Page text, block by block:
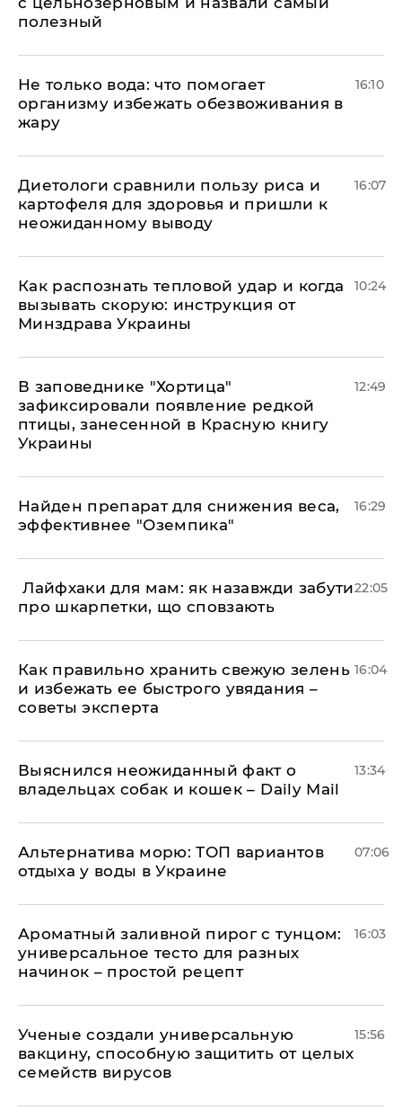
полезный
Не только вода: что помогает
организму избежать обезвоживания в
жару
16:10
Диетологи сравнили пользу риса и
картофеля для здоровья и пришли к
неожиданному выводу
16:07
Как распознать тепловой удар и когда
вызывать скорую: инструкция от
Минздрава Украины
10:24
В заповеднике "Хортица"
зафиксировали появление редкой
птицы, занесенной в Красную книгу
Украины
12:49
Найден препарат для снижения веса,
эффективнее "Оземпика"
16:29
​ Лайфхаки для мам: як назавжди забути
про шкарпетки, що сповзають
22:05
Как правильно хранить свежую зелень
и избежать ее быстрого увядания –
советы эксперта
16:04
Выяснился неожиданный факт о
владельцах собак и кошек – Daily Mail
13:34
Альтернатива морю: ТОП вариантов
отдыха у воды в Украине
07:06
Ароматный заливной пирог с тунцом:
универсальное тесто для разных
начинок – простой рецепт
16:03
Ученые создали универсальную
вакцину, способную защитить от целых
семейств вирусов
15:56